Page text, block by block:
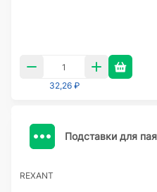
32,26 ₽
Подставки для
REXANT